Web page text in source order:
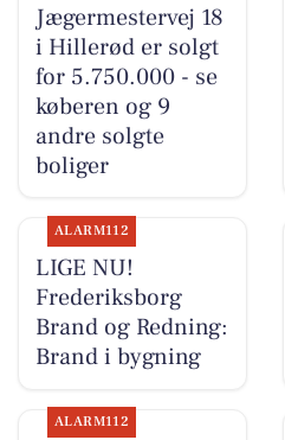
Jægermestervej 18
i Hillerød er solgt
for 5.750.000 - se
køberen og 9
andre solgte
boliger
ALARM112
LIGE NU!
Frederiksborg
Brand og Redning:
Brand i bygning
ALARM112